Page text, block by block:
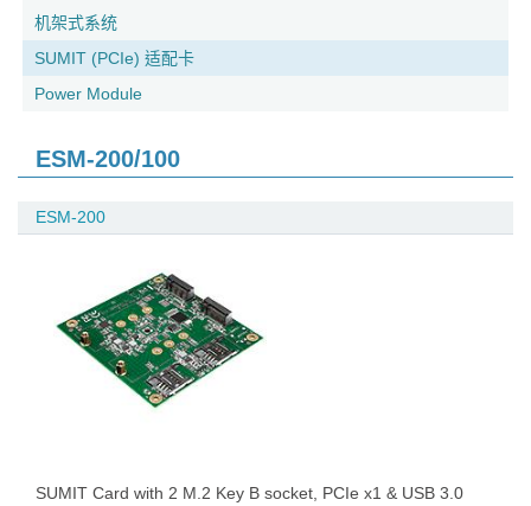
机架式系统
SUMIT (PCIe) 适配卡
Power Module
ESM-200/100
ESM-200
SUMIT Card with 2 M.2 Key B socket, PCIe x1 & USB 3.0